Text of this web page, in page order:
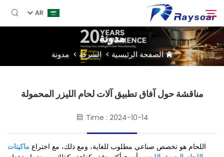
AR
الصفحة الرئيسية
مستهلكات
حل
بحث
مدونة
الصفحة الرئيسية >الشركة >مدونة
مناقشة حول آفاق تطبيق آلات لحام الليزر المحمولة
Time : 2024-10-14
اللحام هو تخصص صناعي مطلوب للغاية، ومع ذلك، مع اختراع ماكينات